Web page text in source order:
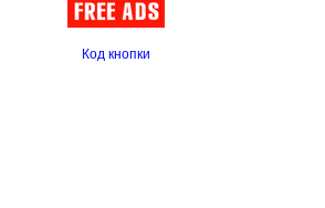
Код кнопки